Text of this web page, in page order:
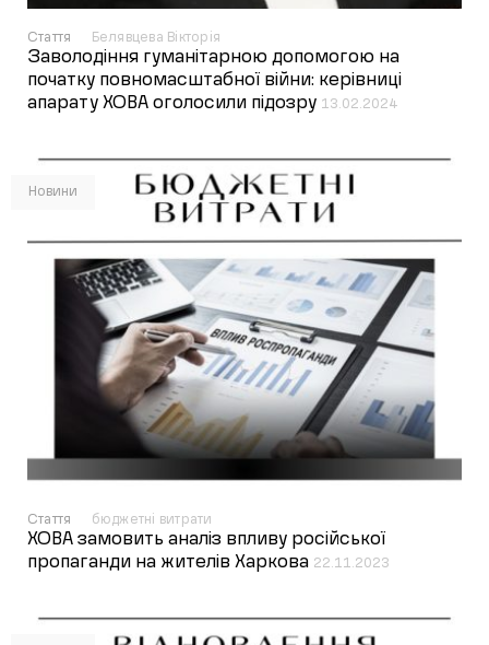
Стаття Белявцева Вікторія
Заволодіння гуманітарною допомогою на
початку повномасштабної війни: керівниці
апарату ХОВА оголосили підозру 13.02.2024
Новини
Стаття бюджетні витрати
ХОВА замовить аналіз впливу російської
пропаганди на жителів Харкова 22.11.2023